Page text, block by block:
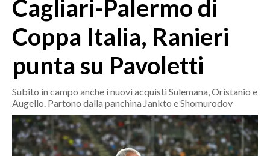
MEDIO CAMPIDANO
ORISTANO E PROVINCIA
SASSARI E PROVINCIA
NUORO E PROVINCIA
OGLIASTRA
AGENDA
CRONACA
Cagliari-Palermo di
Coppa Italia, Ranieri
punta su Pavoletti
Subito in campo anche i nuovi acquisti Sulemana, Oristanio e
Augello. Partono dalla panchina Jankto e Shomurodov